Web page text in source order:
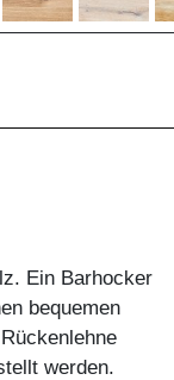
Ein Barhocker
bequemen
werden.